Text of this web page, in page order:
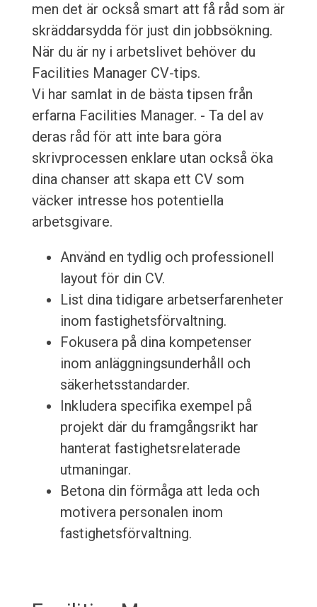
men det är också smart att få råd som är
skräddarsydda för just din jobbsökning.
När du är ny i arbetslivet behöver du
Facilities Manager CV-tips.
Vi har samlat in de bästa tipsen från
erfarna Facilities Manager. - Ta del av
deras råd för att inte bara göra
skrivprocessen enklare utan också öka
dina chanser att skapa ett CV som
väcker intresse hos potentiella
arbetsgivare.
Använd en tydlig och professionell
layout för din CV.
List dina tidigare arbetserfarenheter
inom fastighetsförvaltning.
Fokusera på dina kompetenser
inom anläggningsunderhåll och
säkerhetsstandarder.
Inkludera specifika exempel på
projekt där du framgångsrikt har
hanterat fastighetsrelaterade
utmaningar.
Betona din förmåga att leda och
motivera personalen inom
fastighetsförvaltning.